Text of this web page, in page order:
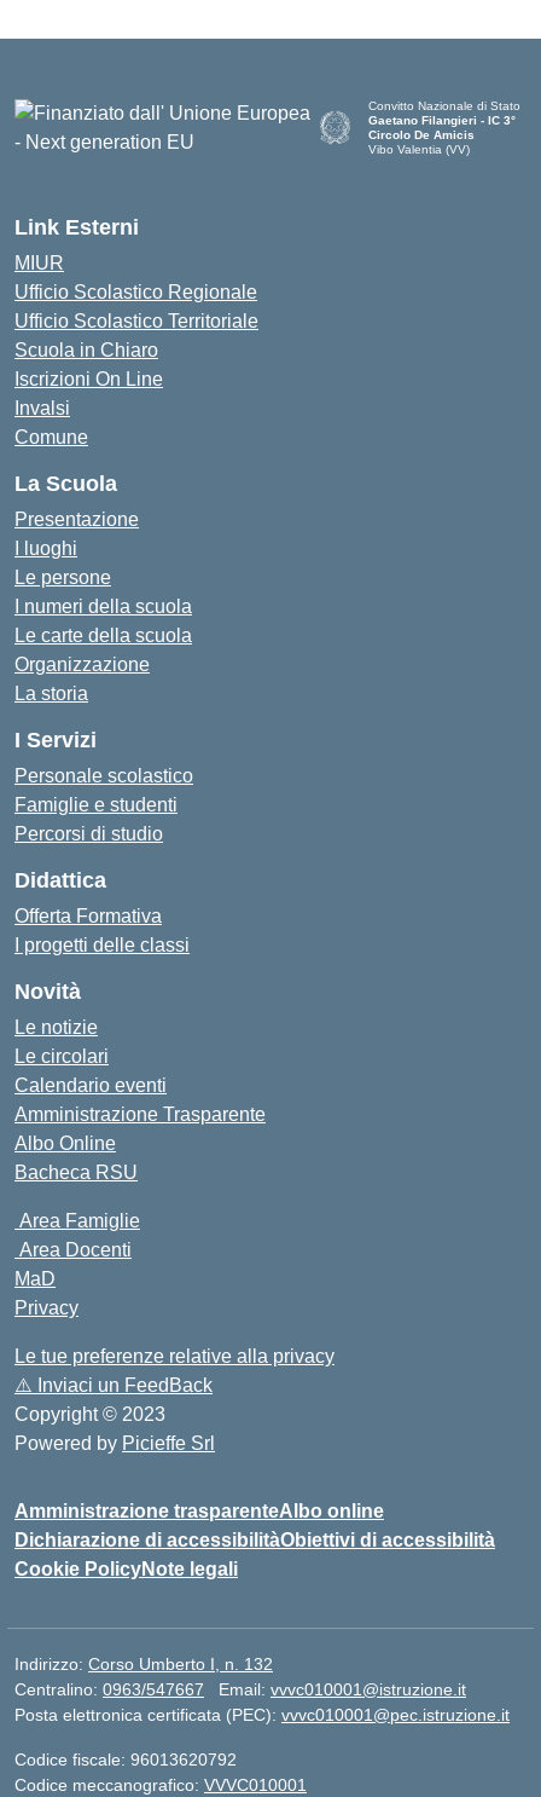
Convitto Nazionale di Stato
Gaetano Filangieri - IC 3°
Circolo De Amicis
Vibo Valentia (VV)
Link Esterni
MIUR
Ufficio Scolastico Regionale
Ufficio Scolastico Territoriale
Scuola in Chiaro
Iscrizioni On Line
Invalsi
Comune
La Scuola
Presentazione
I luoghi
Le persone
I numeri della scuola
Le carte della scuola
Organizzazione
La storia
I Servizi
Personale scolastico
Famiglie e studenti
Percorsi di studio
Didattica
Offerta Formativa
I progetti delle classi
Novità
Le notizie
Le circolari
Calendario eventi
Amministrazione Trasparente
Albo Online
Bacheca RSU
Area Famiglie
Area Docenti
MaD
Privacy
Le tue preferenze relative alla privacy
⚠️ Inviaci un FeedBack
Copyright © 2023
Powered by Picieffe Srl
Amministrazione trasparenteAlbo online
Dichiarazione di accessibilitàObiettivi di accessibilità
Cookie PolicyNote legali
Indirizzo: Corso Umberto I, n. 132
Centralino: 0963/547667 Email: vvvc010001@istruzione.it
Posta elettronica certificata (PEC): vvvc010001@pec.istruzione.it
Codice fiscale: 96013620792
Codice meccanografico: VVVC010001